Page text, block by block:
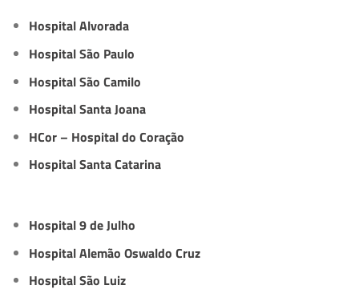
Hospital Alvorada
Hospital São Paulo
Hospital São Camilo
Hospital Santa Joana
HCor – Hospital do Coração
Hospital Santa Catarina
Hospital 9 de Julho
Hospital Alemão Oswaldo Cruz
Hospital São Luiz